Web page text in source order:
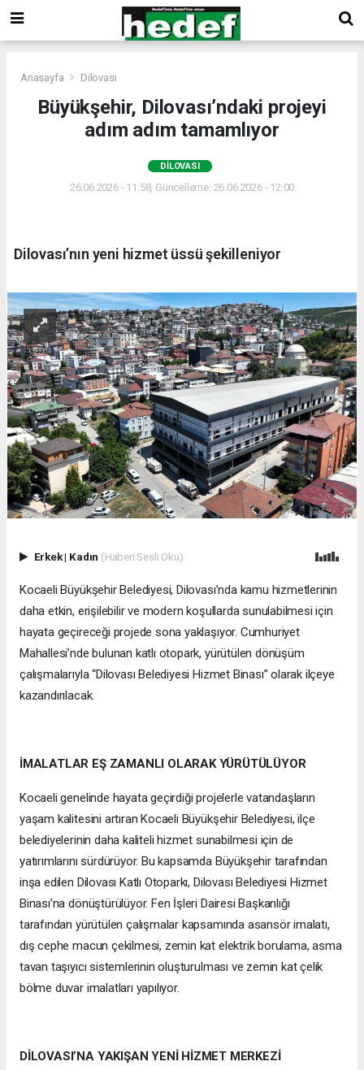
Anasayfa Dilovası
Büyükşehir, Dilovası’ndaki projeyi
adım adım tamamlıyor
DILOVASI
26.06.2026 - 11:58, Güncelleme: 26.06.2026 - 12:00
Dilovası’nın yeni hizmet üssü şekilleniyor
Erkek| Kadın (Haberi Sesli Oku)
Kocaeli Büyükşehir Belediyesi, Dilovası’nda kamu hizmetlerinin
daha etkin, erişilebilir ve modern koşullarda sunulabilmesi için
hayata geçireceği projede sona yaklaşıyor. Cumhuriyet
Mahallesi’nde bulunan katlı otopark, yürütülen dönüşüm
çalışmalarıyla “Dilovası Belediyesi Hizmet Binası” olarak ilçeye
kazandırılacak.
İMALATLAR EŞ ZAMANLI OLARAK YÜRÜTÜLÜYOR
Kocaeli genelinde hayata geçirdiği projelerle vatandaşların
yaşam kalitesini artıran Kocaeli Büyükşehir Belediyesi, ilçe
belediyelerinin daha kaliteli hizmet sunabilmesi için de
yatırımlarını sürdürüyor. Bu kapsamda Büyükşehir tarafından
inşa edilen Dilovası Katlı Otoparkı, Dilovası Belediyesi Hizmet
Binası’na dönüştürülüyor. Fen İşleri Dairesi Başkanlığı
tarafından yürütülen çalışmalar kapsamında asansör imalatı,
dış cephe macun çekilmesi, zemin kat elektrik borulama, asma
tavan taşıyıcı sistemlerinin oluşturulması ve zemin kat çelik
bölme duvar imalatları yapılıyor.
DİLOVASI’NA YAKIŞAN YENİ HİZMET MERKEZİ